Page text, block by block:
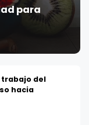
para
del
hacia